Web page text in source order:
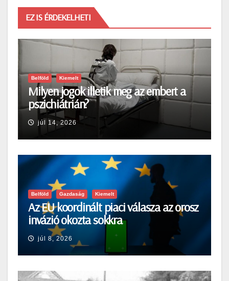
EZ IS ÉRDEKELHETI
Belföld Kiemelt
Milyen jogok illetik meg az embert a
pszichiátrián?
júl 14, 2026
Belföld Gazdaság Kiemelt
Az EU koordinált piaci válasza az orosz
invázió okozta sokkra
júl 8, 2026